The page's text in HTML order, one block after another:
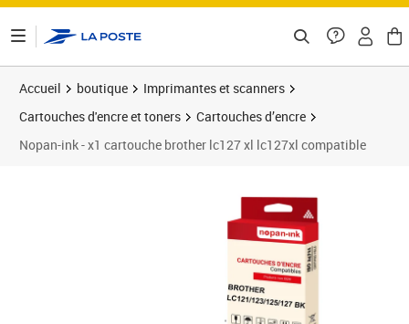
Accueil boutique
Imprimantes et scanners
Cartouches d'encre et toners
Cartouches d’encre
Nopan-ink - x1 cartouche brother lc127 xl lc127xl compatible